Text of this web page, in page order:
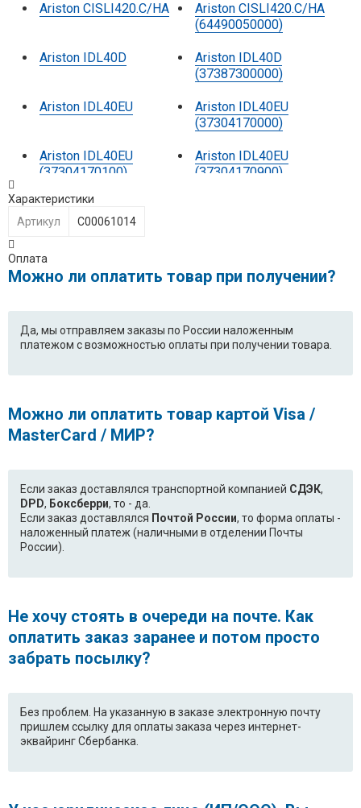
Ariston CISLI420.C/HA
Ariston CISLI420.C/HA
(64490050000)
Ariston IDL40D
Ariston IDL40D
(37387300000)
Ariston IDL40EU
Ariston IDL40EU
(37304170000)
Ariston IDL40EU
(37304170100)
Ariston IDL40EU
(37304170900)
Ariston IDL40EU.C
Ariston IDL40FR
(37304030000)
Ariston IDL410FR.C
Ariston IDL410FR.C
(64480400000)
(64562940000)
Ariston IDL41FR
Ariston IDL41FR
(37393330000)
Ariston IDL41FR
(64406860000)
Ariston IDL420FR.C
(64562930000)
Ariston IDL42EU
Ariston IDL42EU
(37304190000)
Ariston IDL42EU
(37304190100)
Ariston IDL42EU
Характеристики
Артикул
C00061014
Оплата
Можно ли оплатить товар при получении?
Да, мы отправляем заказы по России наложенным
платежом с возможностью оплаты при получении товара.
Можно ли оплатить товар картой Visa /
MasterCard / МИР?
Если заказ доставлялся транспортной компанией СДЭК,
DPD, Боксберри, то - да.
Если заказ доставлялся Почтой России, то форма оплаты -
наложенный платеж (наличными в отделении Почты
России).
Не хочу стоять в очереди на почте. Как
оплатить заказ заранее и потом просто
забрать посылку?
Без проблем. На указанную в заказе электронную почту
пришлем ссылку для оплаты заказа через интернет-
эквайринг Сбербанка.